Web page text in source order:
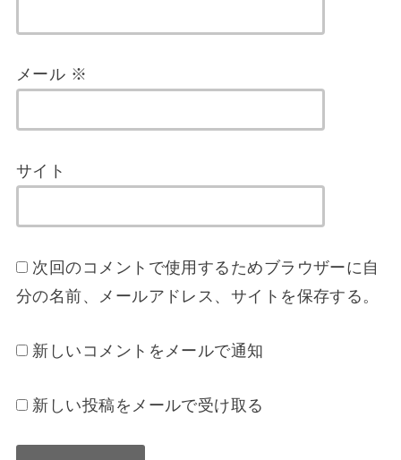
メール ※
サイト
次回のコメントで使用するためブラウザーに自
分の名前、メールアドレス、サイトを保存する。
新しいコメントをメールで通知
新しい投稿をメールで受け取る